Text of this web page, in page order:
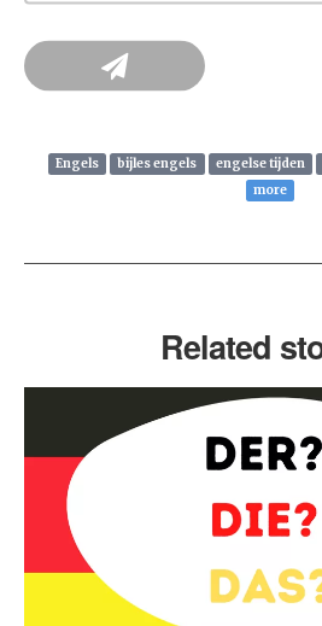
Engels bijles engels engelse tijden
more
Related